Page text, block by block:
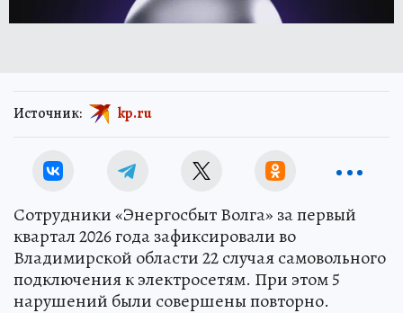
Источник: kp.ru
Сотрудники «Энергосбыт Волга» за первый
квартал 2026 года зафиксировали во
Владимирской области 22 случая самовольного
подключения к электросетям. При этом 5
нарушений были совершены повторно.